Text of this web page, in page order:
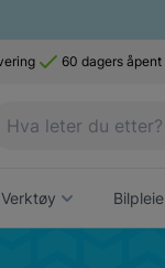
60 dagers åpent
Verktøy Bilpleie